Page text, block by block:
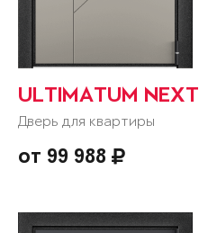
ULTIMATUM NEXT
Дверь для квартиры
от 99 988